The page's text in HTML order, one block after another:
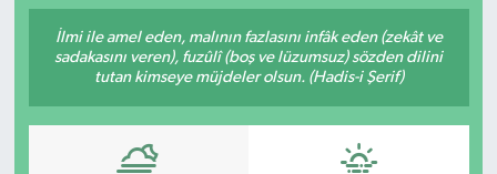
İlmi ile amel eden, malının fazlasını infâk eden (zekât ve
sadakasını veren), fuzûlî (boş ve lüzumsuz) sözden dilini
tutan kimseye müjdeler olsun. (Hadis-i Şerif)
YAŞAM
Haber Arşivi